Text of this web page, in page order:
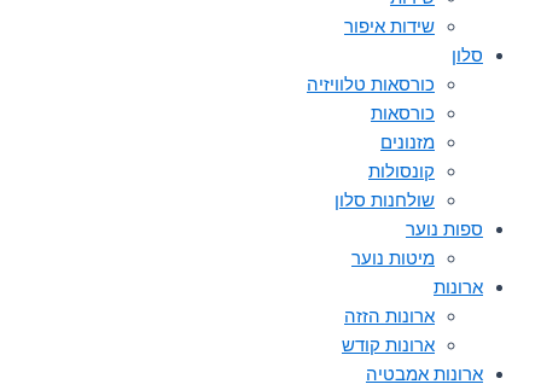
שידות איפור
סלון
כורסאות טלוויזיה
כורסאות
מזנונים
קונסולות
שולחנות סלון
ספות נוער
מיטות נוער
ארונות
ארונות הזזה
ארונות קודש
ארונות אמבטיה